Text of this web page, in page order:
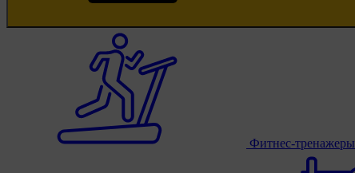
Фитнес-тренажеры